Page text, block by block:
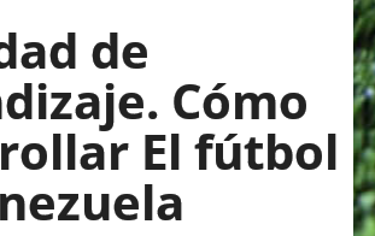
de
Cómo
El fútbol